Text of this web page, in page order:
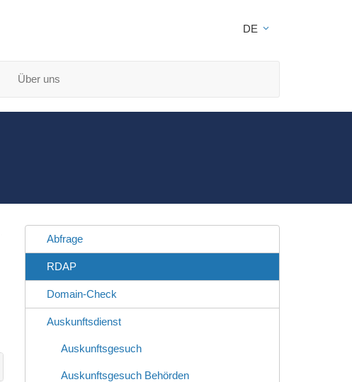
DE
Über uns
Abfrage
RDAP
Domain-Check
Auskunftsdienst
Auskunftsgesuch
Auskunftsgesuch Behörden